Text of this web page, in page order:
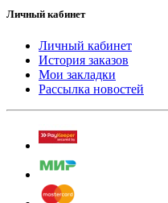
Личный кабинет
Личный кабинет
История заказов
Мои закладки
Рассылка новостей